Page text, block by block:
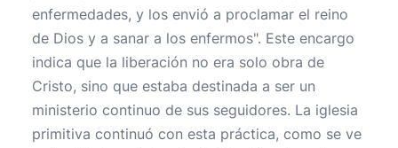
enfermedades, y los envió a proclamar el reino
de Dios y a sanar a los enfermos". Este encargo
indica que la liberación no era solo obra de
Cristo, sino que estaba destinada a ser un
ministerio continuo de sus seguidores. La iglesia
primitiva continuó con esta práctica, como se ve